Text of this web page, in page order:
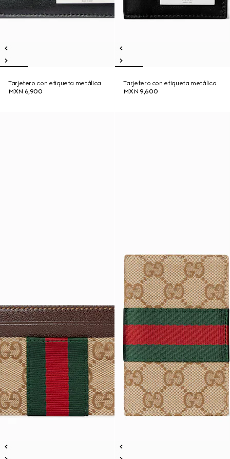
Tarjetero con etiqueta metálica
MXN 6,900
Tarjetero con etiqueta metálica
MXN 9,600